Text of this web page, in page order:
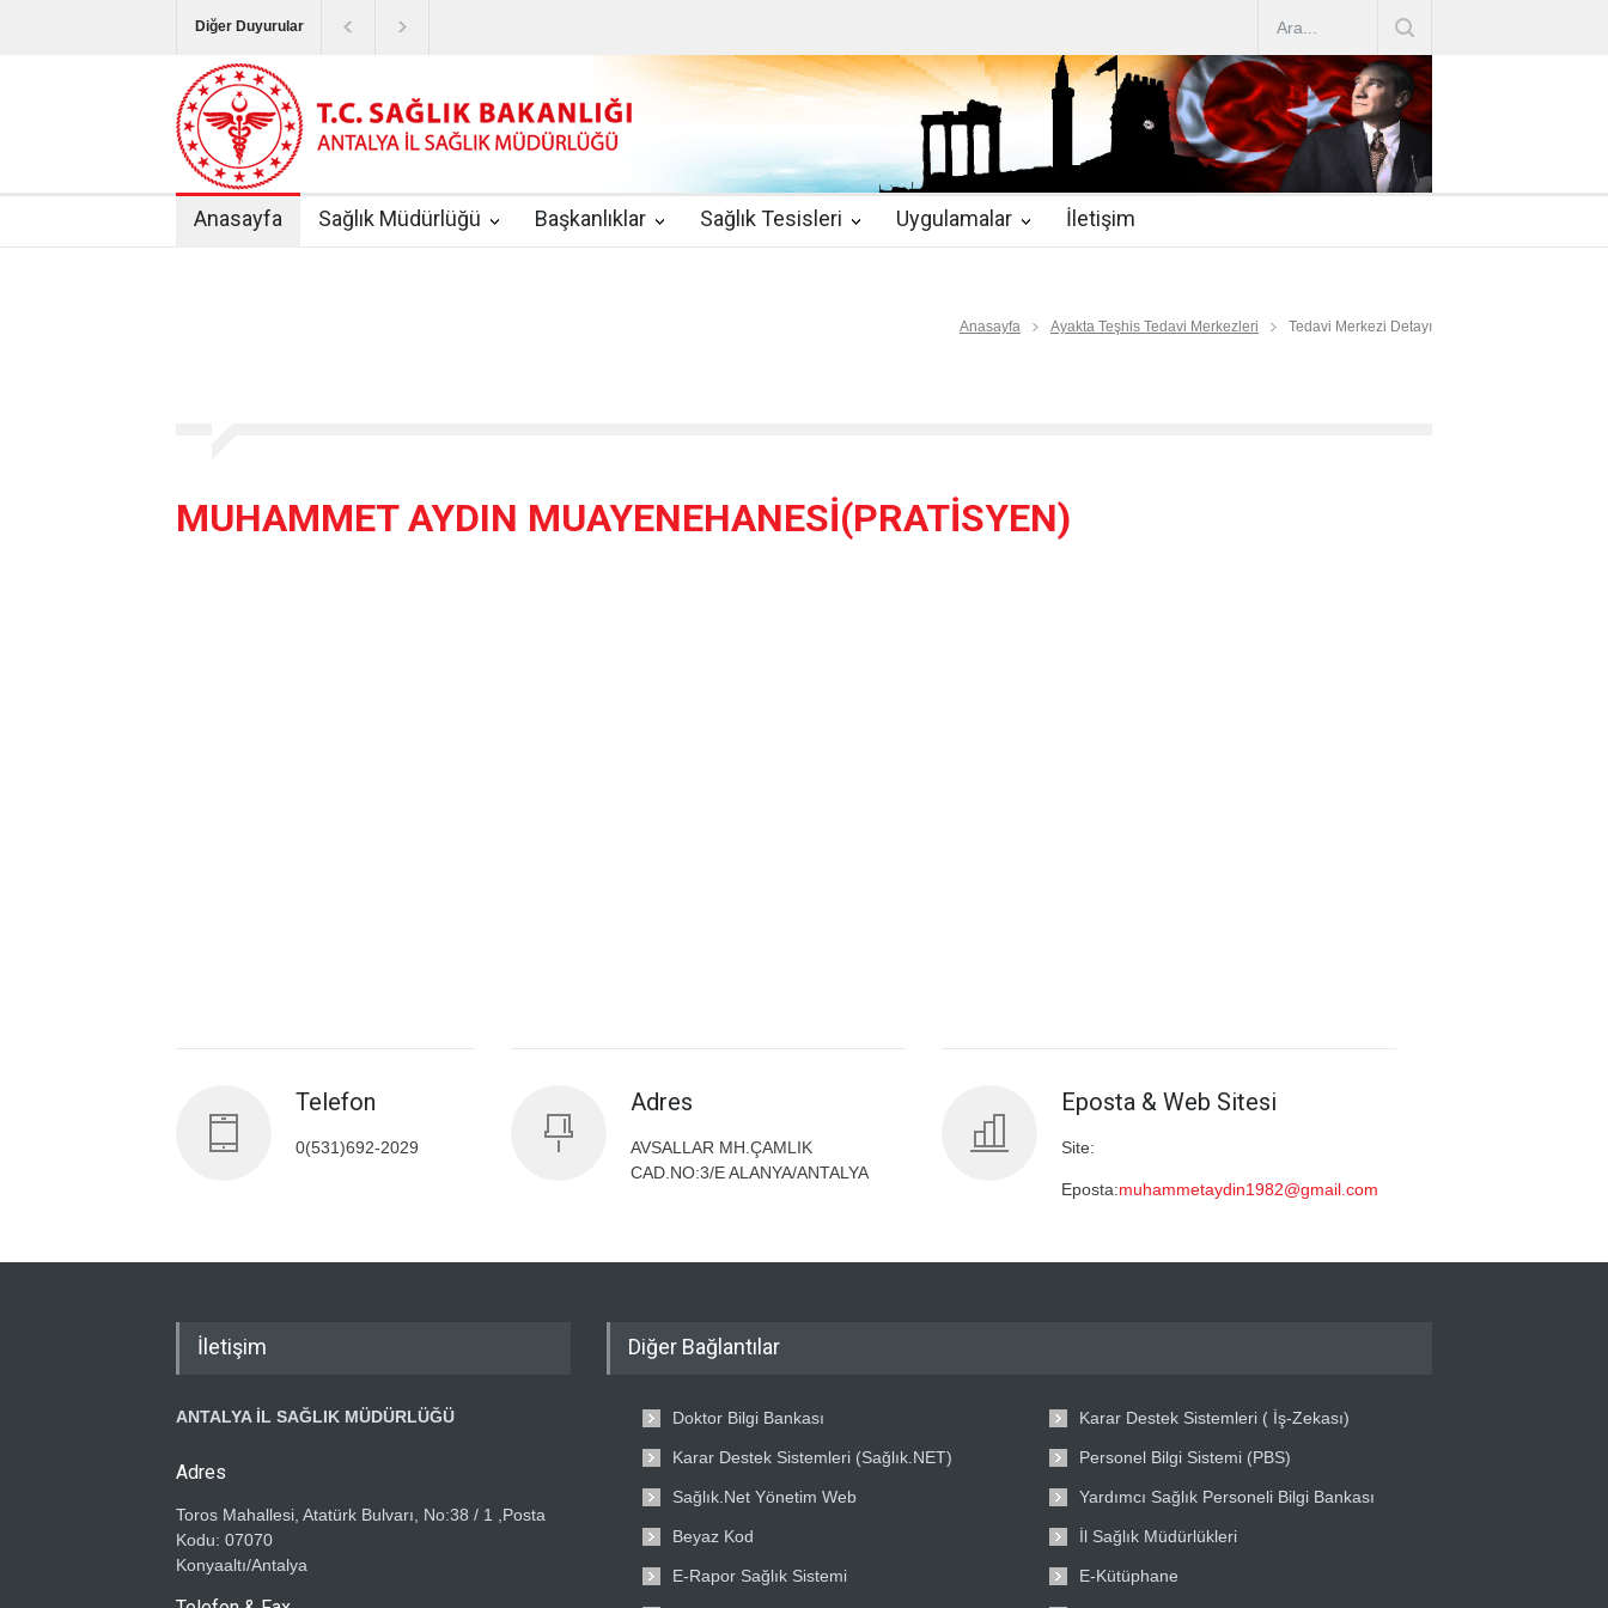
Diğer Duyurular
Bayram Tatilinde Sağlık Hizmetlerinin Sunumu 2019 YILI TEMMUZ AYI DİYALİZ MERKEZLERİ CİHAZ ARTIRIMLARI|2019-07-31
Terapötik Aferez Merkezleri ve Üniteleri Hakkında Yönetmelik Teletıp ve Teleradyoloji Birimi Genelgesi 2019/16 | 2019-07-31
Yoğun Bakım Servislerinde Hasta Ziyareti Uygulamaları Uzman Hekimlerin Pratisyen Hekim Kadrosunda Çalıştırma Talep|2019-06-26
Anasayfa Sağlık Müdürlüğü Başkanlıklar Sağlık Tesisleri Uygulamalar İletişim
Anasayfa Ayakta Teşhis Tedavi Merkezleri Tedavi Merkezi Detayı
MUHAMMET AYDIN MUAYENEHANESİ(PRATİSYEN)
Telefon
0(531)692-2029
Adres
AVSALLAR MH.ÇAMLIK
CAD.NO:3/E ALANYA/ANTALYA
Eposta & Web Sitesi
Site:
Eposta:muhammetaydin1982@gmail.com
İletişim
ANTALYA İL SAĞLIK MÜDÜRLÜĞÜ
Adres
Toros Mahallesi, Atatürk Bulvarı, No:38 / 1 ,Posta
Kodu: 07070
Konyaaltı/Antalya
Diğer Bağlantılar
Doktor Bilgi Bankası
Karar Destek Sistemleri (Sağlık.NET)
Sağlık.Net Yönetim Web
Beyaz Kod
E-Rapor Sağlık Sistemi
Karar Destek Sistemleri ( İş-Zekası)
Personel Bilgi Sistemi (PBS)
Yardımcı Sağlık Personeli Bilgi Bankası
İl Sağlık Müdürlükleri
E-Kütüphane